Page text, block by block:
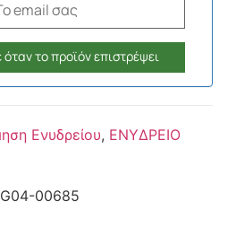
Ενυδρείου, ΕΝΥΔΡΕΙΟ
G04-00685